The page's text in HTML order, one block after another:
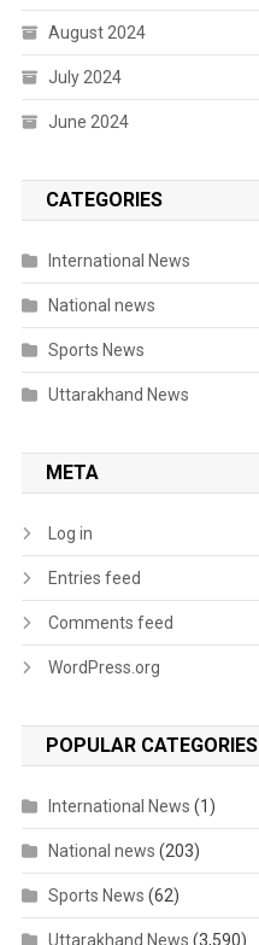
August 2024
July 2024
June 2024
CATEGORIES
International News
National news
Sports News
Uttarakhand News
META
Log in
Entries feed
Comments feed
WordPress.org
POPULAR CATEGORIES
International News (1)
National news (203)
Sports News (62)
Uttarakhand News (3,590)